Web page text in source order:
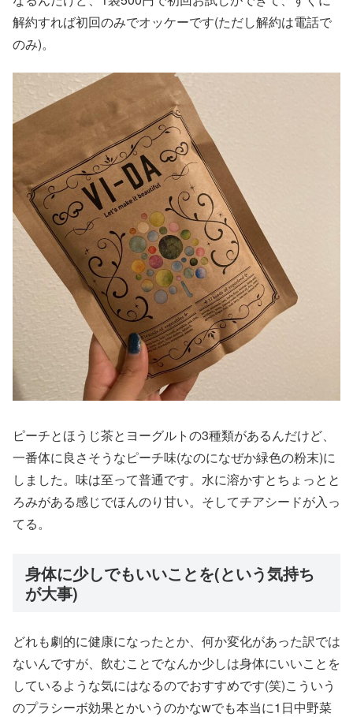
解約すれば初回のみでオッケーです(ただし解約は電話で
のみ)。
ピーチとほうじ茶とヨーグルトの3種類があるんだけど、
一番体に良さそうなピーチ味(なのになぜか緑色の粉末)に
しました。味は至って普通です。水に溶かすとちょっとと
ろみがある感じでほんのり甘い。そしてチアシードが入っ
てる。
身体に少しでもいいことを(という気持ち
が大事)
どれも劇的に健康になったとか、何か変化があった訳では
ないんですが、飲むことでなんか少しは身体にいいことを
しているような気にはなるのでおすすめです(笑)こういう
のプラシーボ効果とかいうのかなwでも本当に1日中野菜